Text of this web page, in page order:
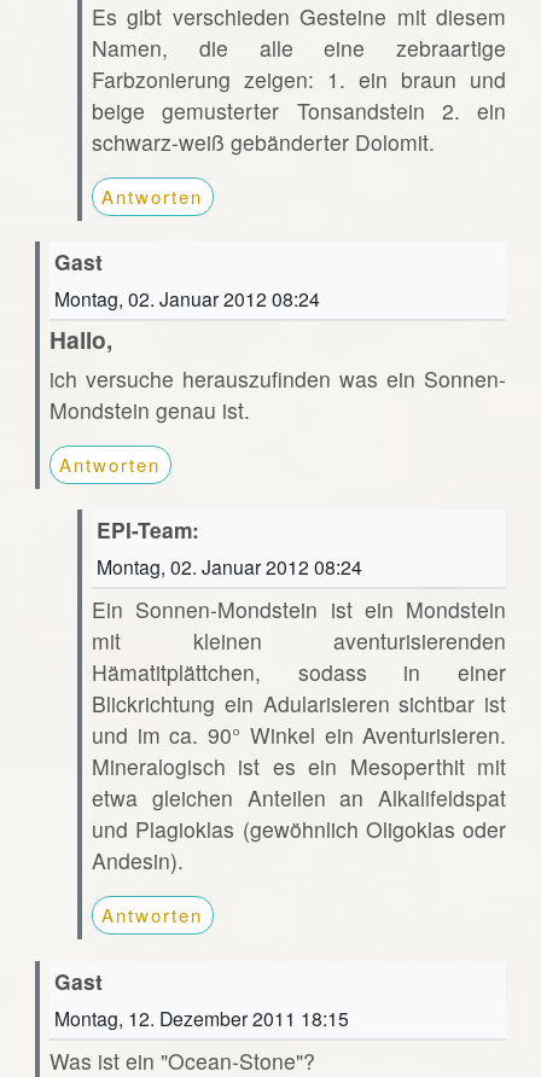
Es gibt verschieden Gesteine mit diesem
Namen, die alle eine zebraartige
Farbzonierung zeigen: 1. ein braun und
beige gemusterter Tonsandstein 2. ein
schwarz-weiß gebänderter Dolomit.
Antworten
Gast
Montag, 02. Januar 2012 08:24
Hallo,
ich versuche herauszufinden was ein Sonnen-
Mondstein genau ist.
Antworten
EPI-Team:
Montag, 02. Januar 2012 08:24
Ein Sonnen-Mondstein ist ein Mondstein
mit kleinen aventurisierenden
Hämatitplättchen, sodass in einer
Blickrichtung ein Adularisieren sichtbar ist
und im ca. 90° Winkel ein Aventurisieren.
Mineralogisch ist es ein Mesoperthit mit
etwa gleichen Anteilen an Alkalifeldspat
und Plagioklas (gewöhnlich Oligoklas oder
Andesin).
Antworten
Gast
Montag, 12. Dezember 2011 18:15
Was ist ein "Ocean-Stone"?